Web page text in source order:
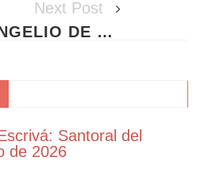
Next Post
EVANGELIO DE HOY MARTES 9 DE JUNIO DE 2026 - REFLEXIÓN Y AUDIO